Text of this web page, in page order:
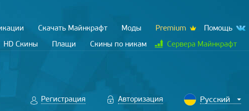
Скачать Майнкрафт Моды Premium
Помощь
HD Скины Плащи Скины по никам Сервера Майнкрафт
Регистрация Авторизация